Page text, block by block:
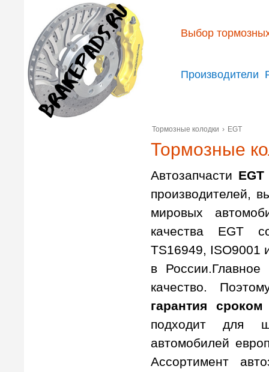
Выбор
Производители
Тормозные колодки › EGT
Тормозные
Автозапчасти EGT
производителей,
мировых
качества EGT
TS16949, ISO9001
в
качество.
гарантия
подходит для
автомобилей
Ассортимент